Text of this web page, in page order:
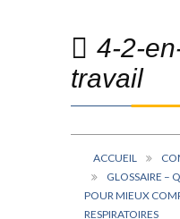
4-2-
travail
ACCUEIL
GLOSSAIRE –
POUR MIEUX
RESPIRATOIRES